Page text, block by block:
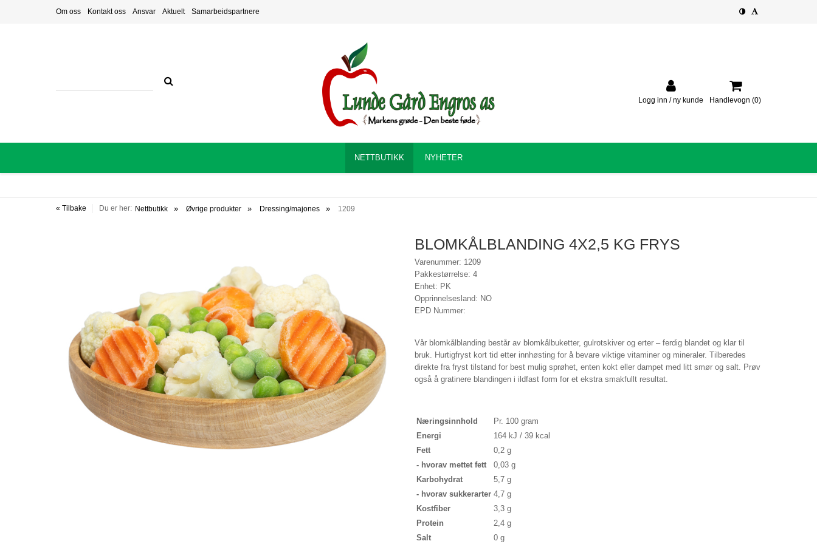
Om oss Kontakt oss Ansvar Aktuelt Samarbeidspartnere
Logg inn / ny kunde Handlevogn (0)
NETTBUTIKK NYHETER
« Tilbake Du er her: Nettbutikk Øvrige produkter Dressing/majones 1209
BLOMKÅLBLANDING 4X2,5 KG FRYS
Varenummer: 1209
Pakkestørrelse: 4
Enhet: PK
Opprinnelsesland: NO
EPD Nummer:
Vår blomkålblanding består av blomkålbuketter, gulrotskiver og erter – ferdig blandet og klar til
bruk. Hurtigfryst kort tid etter innhøsting for å bevare viktige vitaminer og mineraler. Tilberedes
direkte fra fryst tilstand for best mulig sprøhet, enten kokt eller dampet med litt smør og salt. Prøv
også å gratinere blandingen i ildfast form for et ekstra smakfullt resultat.
Næringsinnhold
Pr. 100 gram
Energi
164 kJ / 39 kcal
Fett
0,2 g
- hvorav mettet fett
0,03 g
Karbohydrat
5,7 g
- hvorav sukkerarter 4,7 g
Kostfiber
3,3 g
Protein
2,4 g
Salt
0 g